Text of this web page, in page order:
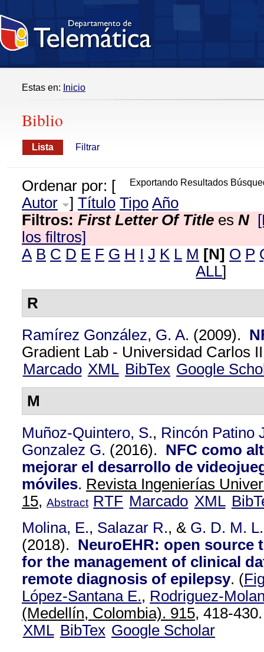
Estas en: Inicio
Biblio
Lista Filtrar
Exportando Resultados
Ordenar por: [
Autor
] Título Tipo Año
Filtros: First Letter Of Title es N
los filtros]
A B C D E F G H I J K L M [N] O P
ALL]
R
Ramírez González, G. A. (2009).
Gradient Lab - Universidad Carlos
Marcado XML BibTex Google
M
Muñoz-Quintero, S., Rincón Patino
Gonzalez G. (2016). NFC como
mejorar el desarrollo de
móviles. Revista Ingenierías
15, Abstract RTF Marcado XML
Molina, E., Salazar R., & G. D. M. L.
(2018). NeuroEHR: open source
for the management of clinical
remote diagnosis of epilepsy. (
López-Santana E., Rodriguez-
(Medellín, Colombia). 915, 418-430.
XML BibTex Google Scholar